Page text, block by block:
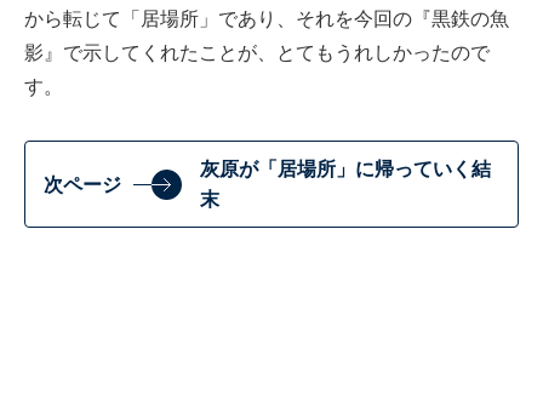
から転じて「居場所」であり、それを今回の『黒鉄の魚
影』で示してくれたことが、とてもうれしかったので
す。
次ページ
灰原が「居場所」に帰っていく結
末